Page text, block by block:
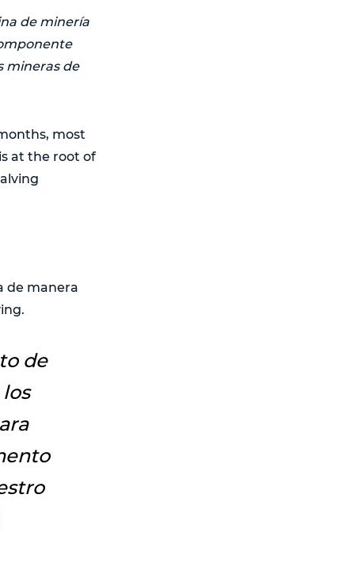
de minería
mineras de
most
at the root of
de manera
de